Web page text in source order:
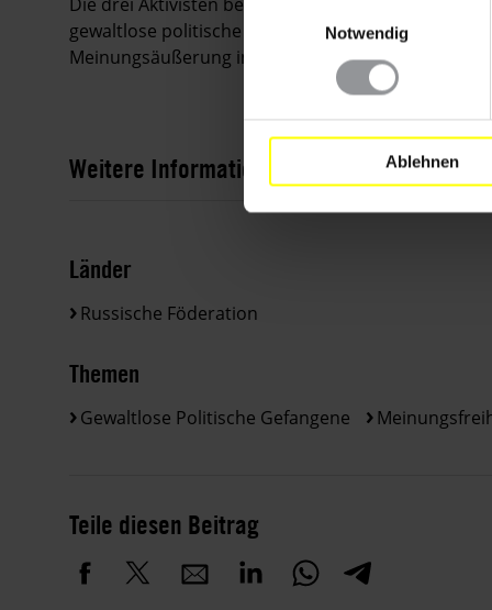
Notwendig
Ablehnen
gewaltlose politische Gefangene, die nur wegen
Meinungsäußerung in Haft gehalten wurden.
Weitere Informationen
Länder
Russische Föderation
Themen
Gewaltlose Politische Gefangene
Teile diesen Beitrag